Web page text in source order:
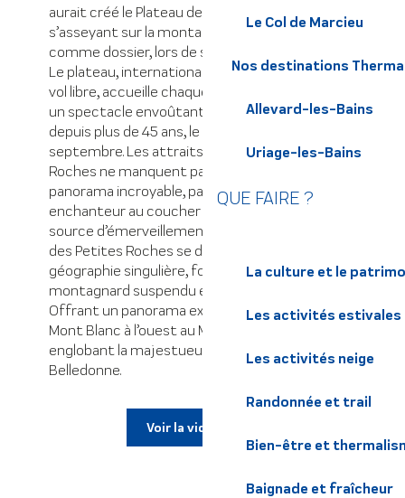
Le Col de Marcieu
Nos destinations
Allevard-les-Bains
Uriage-les-Bains
QUE FAIRE ?
La culture et le
Les activités estivales
Les activités neige
Randonnée et trail
Bien-être et
Baignade et fraîcheur
aurait créé le Plateau des Petites Roches en
s’asseyant sur la montagne, utilisant la falaise
comme dossier, lors de sa traversée des Alpes.
Le plateau, internationalement reconnu pour le
vol libre, accueille chaque année la Coupe Icare,
un spectacle envoûtant pour les spectateurs
depuis plus de 45 ans, le troisième week-end de
septembre. Les attraits du Plateau des Petites
Roches ne manquent pas. Tout d’abord, son
panorama incroyable, particulièrement
enchanteur au coucher du soleil, est une
source d’émerveillement constant. Le Plateau
des Petites Roches se distingue par sa
géographie singulière, formant un balcon
montagnard suspendu entre terre et ciel.
Offrant un panorama exceptionnel, il s’étend du
Mont Blanc à l’ouest au Mont Aiguille à l’est,
englobant la majestueuse chaîne de
Belledonne.
Voir la vidéo été